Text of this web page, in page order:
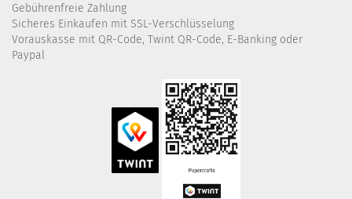
Gebührenfreie Zahlung
Sicheres Einkaufen mit SSL-Verschlüsselung
Vorauskasse mit QR-Code, Twint QR-Code, E-Banking oder
Paypal